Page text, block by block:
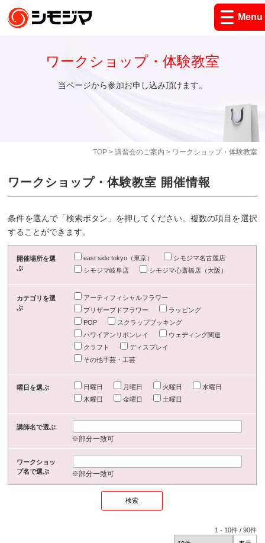
Menu
TOP> 講習会のご案内 > ワークショップ・体験教室
ワークショップ・体験教室
当ページから参加お申し込み頂けます。
ワークショップ・体験教室 開催情報
条件を選んで「検索ボタン」を押してください。複数の項目を選択
することができます。
開催場所を選
ぶ
east side tokyo（東京）
シモジマ名古屋店
シモジマ岐阜店
シモジマ心斎橋店（大阪）
カテゴリを選
ぶ
アーティフィシャルフラワー
プリザーブドフラワー
ラッピング
POP
スクラップブッキング
ハワイアンリボンレイ
ウェディング関連
クラフト
ディスプレイ
その他手芸・工芸
曜日を選ぶ 日曜日 月曜日 火曜日
水曜日
木曜日
金曜日 土曜日
講師名で選ぶ
※部分一致可
ワークショッ
プ名で選ぶ
※部分一致可
1 - 10件 /90件